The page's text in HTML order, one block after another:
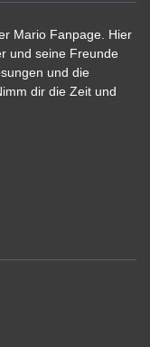
Mario Fanpage. Hier
und seine Freunde
und die
dir die Zeit und